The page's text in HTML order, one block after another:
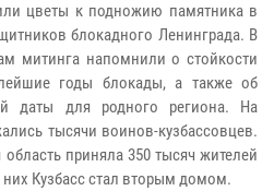
цветы к подножию памятника в
блокадного Ленинграда. В
митинга напомнили о стойкости
годы блокады, а также об
даты для родного региона. На
тысячи воинов-кузбассовцев.
приняла 350 тысяч жителей
Кузбасс стал вторым домом.